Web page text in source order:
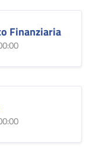
Finanziaria